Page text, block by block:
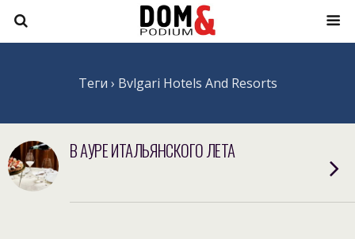
Теги › Bvlgari Hotels And Resorts
В АУРЕ ИТАЛЬЯНСКОГО ЛЕТА